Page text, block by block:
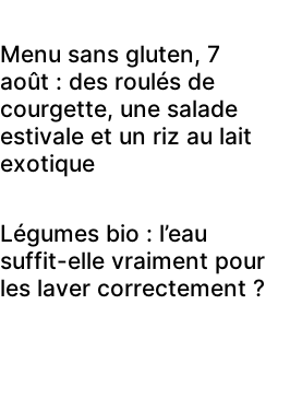
Menu sans gluten, 7
août : des roulés de
courgette, une salade
estivale et un riz au lait
exotique
Légumes bio : l’eau
suffit-elle vraiment pour
les laver correctement ?